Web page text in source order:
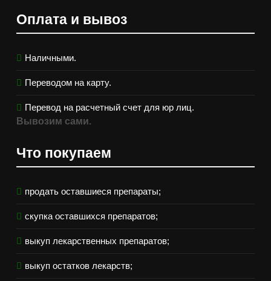
Оплата и вывоз
Наличными.
Переводом на карту.
Перевод на расчетный счет для юр лиц.
Вывозим сами.
Что покупаем
продать оставшиеся препараты;
скупка оставшихся препаратов;
выкуп лекарственных препаратов;
выкуп остатков лекарств;